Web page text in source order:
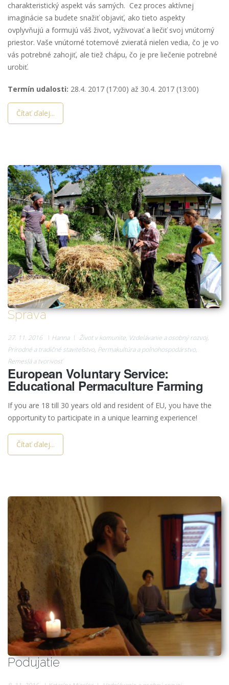
charakteristický aspekt vás samých. Cez proces aktívnej
imaginácie sa budete snažiť objaviť, ako tieto aspekty
ovplyvňujú a formujú váš život, vyživovať a liečiť svoj vnútorný
priestor. Vaše vnútorné totemové zvieratá nielen vedia, čo je vo
vás potrebné zahojiť, ale tiež chápu, čo je pre liečenie potrebné
urobiť.
Termín udalosti: 28.4. 2017 (17:00) až 30.4. 2017 (13:00)
Čítať ďalej...
Správa
27. 11. 2016 Hanna Život v komunite, Vzdelávanie a osobný rozvoj,
Prírodné a tradičné staviteľstvo, Permakultúra a poľnohospodárstvo,
Remeslá a tvorivosť
European Voluntary Service:
Educational Permaculture Farming
If you are 18 till 30 years old and resident of EU, you have the
opportunity to participate in a unique learning experience!
Čítať ďalej...
Podujatie